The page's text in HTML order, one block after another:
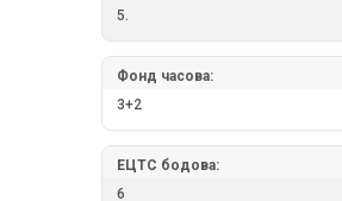
5.
Фонд часова:
3+2
ЕЦТС бодова:
6